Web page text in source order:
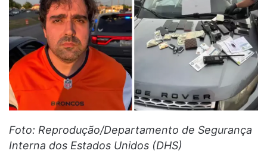
Foto: Reprodução/Departamento de Segurança
Interna dos Estados Unidos (DHS)